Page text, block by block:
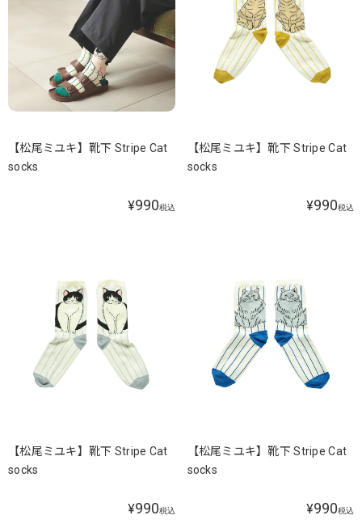
【松尾ミユキ】靴下 Stripe Cat
socks
¥990税込
【松尾ミユキ】靴下 Stripe Cat
socks
¥990税込
【松尾ミユキ】靴下 Stripe Cat
socks
¥990税込
【松尾ミユキ】靴下 Stripe Cat
socks
¥990税込